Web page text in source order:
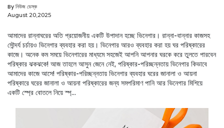
By নিউজ ডেস্ক
August 20,2025
আমাদের রান্নাঘরের অতি প্রয়োজনীয় একটি উপাদান হচ্ছে ভিনেগার। রান্না-বান্নার কাজসহ
সৌন্দর্য চর্চায়ও ভিনেগার ব্যবহার করা হয়। ভিনেগার আরও ব্যবহার করা হয় ঘর পরিষ্কারের
কাজে। অনেক কম সময়ে ভিনেগারের মাধ্যমে সহজেই আপনি আপনার ঘরকে করে তুলতে পারবেন
পরিষ্কার ঝকঝকে! আজ তাহলে আসুন জেনে নেই, পরিষ্কার-পরিচ্ছন্নতায় ভিনেগার কিভাবে
আমাদের কাজে আসে! পরিষ্কার-পরিচ্ছন্নতায় ভিনেগার ব্যবহার ঘরের জানালা ও আয়না
পরিষ্কারে ঘরের জানালা ও আয়না পরিষ্কারের জন্য সমপরিমাণ পানি আর ভিনেগার মিশিয়ে
একটি স্প্রে বোতলে নিয়ে স্প্...